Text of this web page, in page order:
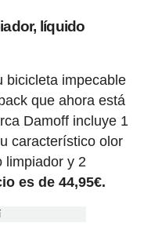
líquido
bicicleta impecable
que ahora está
Damoff incluye 1
característico olor
limpiador y 2
es de 44,95€.